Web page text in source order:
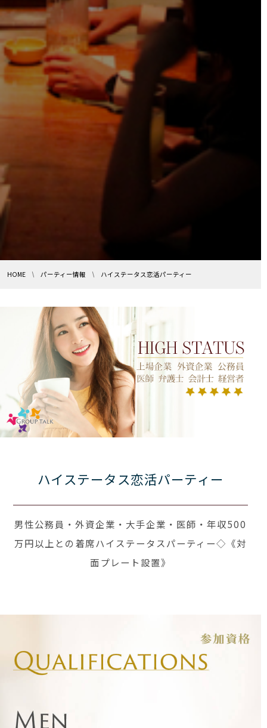
HOME パーティー情報 ハイステータス恋活パーティー
ハイステータス恋活パーティー
男性公務員・外資企業・大手企業・医師・年収500
万円以上との着席ハイステータスパーティー◇《対
面プレート設置》